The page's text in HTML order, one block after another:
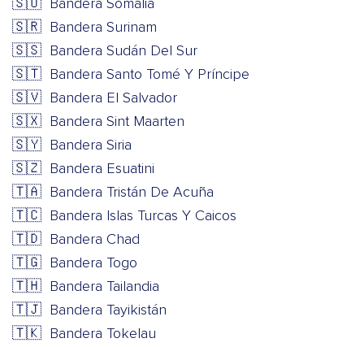
🇸🇷 Bandera Surinam
🇸🇸 Bandera Sudán Del Sur
🇸🇹 Bandera Santo Tomé Y Príncipe
🇸🇻 Bandera El Salvador
🇸🇽 Bandera Sint Maarten
🇸🇾 Bandera Siria
🇸🇿 Bandera Esuatini
🇹🇦 Bandera Tristán De Acuña
🇹🇨 Bandera Islas Turcas Y Caicos
🇹🇩 Bandera Chad
🇹🇬 Bandera Togo
🇹🇭 Bandera Tailandia
🇹🇯 Bandera Tayikistán
🇹🇰 Bandera Tokelau